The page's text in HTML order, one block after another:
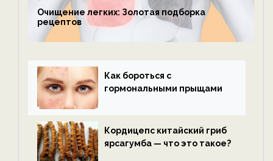
Очищение легких: Золотая подборка
рецептов
Как бороться с
гормональными прыщами
Кордицепс китайский гриб
ярсагумба — что это такое?